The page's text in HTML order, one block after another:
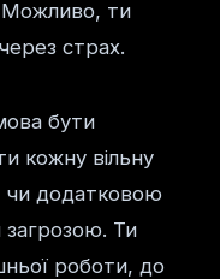
Можливо, ти
страх.
бути
кожну вільну
чи додатковою
Ти
роботи, до